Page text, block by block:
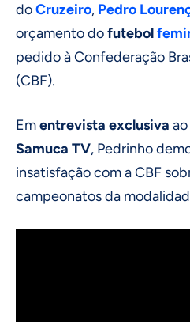
doCruzeiro, Pedro
orçamento dofutebol
pedido à Confederação
(CBF).
Ementrevista exclusiva ao
Samuca TV, Pedrinho
insatisfação com a CBF
campeonatos da